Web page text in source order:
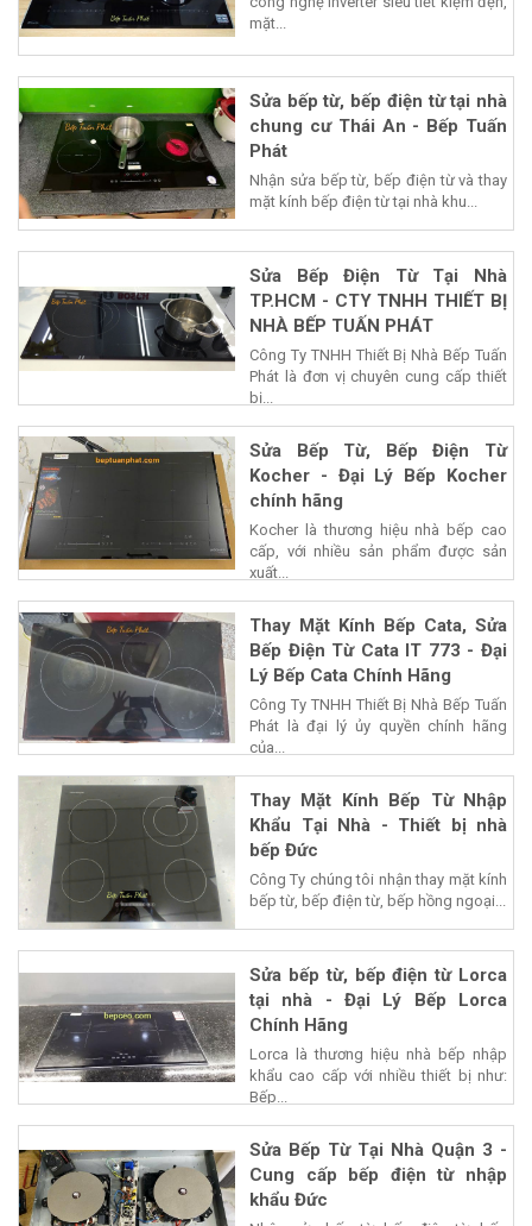
mặt...
Sửa bếp từ, bếp điện từ tại nhà
chung cư Thái An - Bếp Tuấn
Phát
Nhận sửa bếp từ, bếp điện từ và thay
mặt kính bếp điện từ tại nhà khu...
Sửa Bếp Điện Từ Tại Nhà
TP.HCM - CTY TNHH THIẾT BỊ
NHÀ BẾP TUẤN PHÁT
Công Ty TNHH Thiết Bị Nhà Bếp Tuấn
Phát là đơn vị chuyên cung cấp thiết
bị...
Sửa Bếp Từ, Bếp Điện Từ
Kocher - Đại Lý Bếp Kocher
chính hãng
Kocher là thương hiệu nhà bếp cao
cấp, với nhiều sản phẩm được sản
xuất...
Thay Mặt Kính Bếp Cata, Sửa
Bếp Điện Từ Cata IT 773 - Đại
Lý Bếp Cata Chính Hãng
Công Ty TNHH Thiết Bị Nhà Bếp Tuấn
Phát là đại lý ủy quyền chính hãng
của...
Thay Mặt Kính Bếp Từ Nhập
Khẩu Tại Nhà - Thiết bị nhà
bếp Đức
Công Ty chúng tôi nhận thay mặt kính
bếp từ, bếp điện từ, bếp hồng ngoại...
Sửa bếp từ, bếp điện từ Lorca
tại nhà - Đại Lý Bếp Lorca
Chính Hãng
Lorca là thương hiệu nhà bếp nhập
khẩu cao cấp với nhiều thiết bị như:
Bếp...
Sửa Bếp Từ Tại Nhà Quận 3 -
Cung cấp bếp điện từ nhập
khẩu Đức